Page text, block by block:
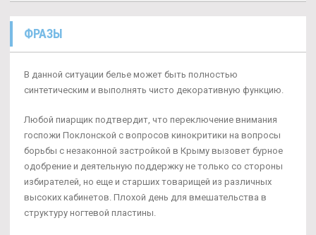
ФРАЗЫ
В данной ситуации белье может быть полностью
синтетическим и выполнять чисто декоративную функцию.
Любой пиарщик подтвердит, что переключение внимания
госпожи Поклонской с вопросов кинокритики на вопросы
борьбы с незаконной застройкой в Крыму вызовет бурное
одобрение и деятельную поддержку не только со стороны
избирателей, но еще и старших товарищей из различных
высоких кабинетов. Плохой день для вмешательства в
структуру ногтевой пластины.